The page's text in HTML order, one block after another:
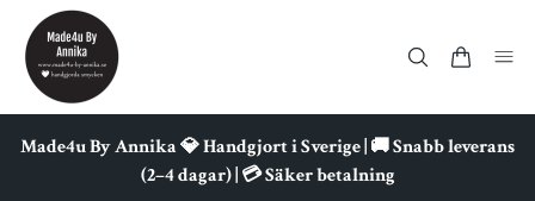
Made4u By Annika 💎 Handgjort i Sverige | 🚚 Snabb leverans
(2–4 dagar) | 💳 Säker betalning